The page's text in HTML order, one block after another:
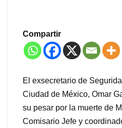
Compartir
El exsecretario de
Ciudad de México, Omar
su pesar por la muerte de
Comisario Jefe y